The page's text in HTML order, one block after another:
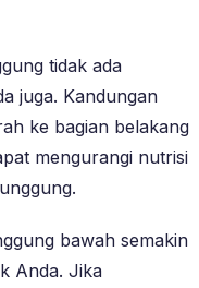
tidak ada
juga. Kandungan
ke bagian belakang
mengurangi nutrisi
bawah semakin
Anda. Jika